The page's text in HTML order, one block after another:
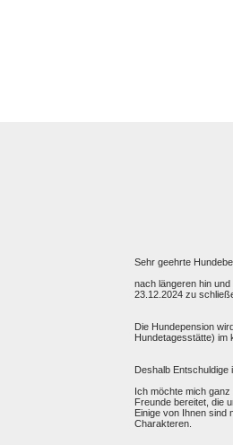
Sehr geehrte
nach längeren hin
23.12.2024 zu
Die Hundepension
Hundetagesstätte) im
Deshalb
Ich möchte mich
Freunde bereitet, die
Einige von Ihnen sind
Charakteren.